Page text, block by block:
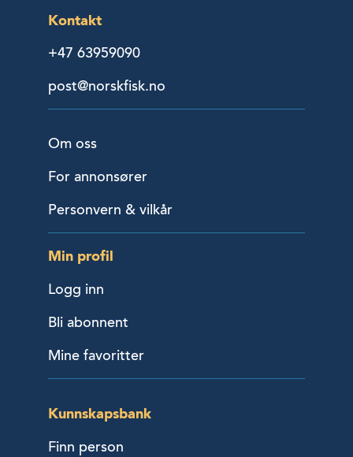
Kontakt
+47 63959090
post@norskfisk.no
Om oss
For annonsører
Personvern & vilkår
Min profil
Logg inn
Bli abonnent
Mine favoritter
Kunnskapsbank
Finn person